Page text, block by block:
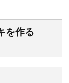
を作る